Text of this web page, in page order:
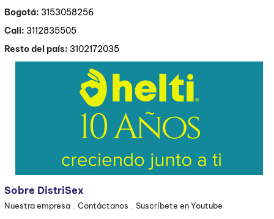
Bogotá: 3153058256
Cali: 3112835505
Resto del país: 3102172035
Sobre DistriSex
Nuestra empresa Contáctanos Suscríbete en Youtube